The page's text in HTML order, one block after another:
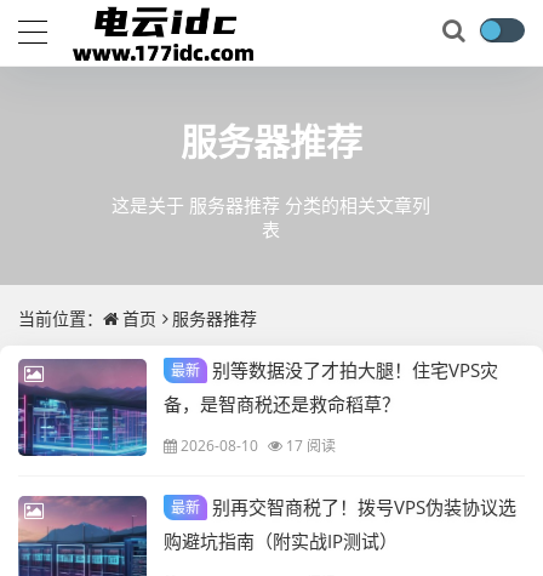
服务器推荐
这是关于 服务器推荐 分类的相关文章列
表
当前位置： 首页 服务器推荐
最新 别等数据没了才拍大腿！住宅VPS灾
备，是智商税还是救命稻草？
2026-08-10 17 阅读
最新 别再交智商税了！拨号VPS伪装协议选
购避坑指南（附实战IP测试）